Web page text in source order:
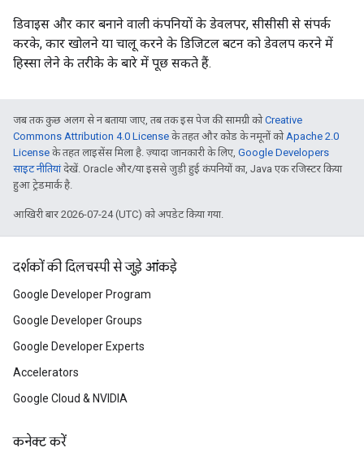
डिवाइस और कार बनाने वाली कंपनियों के डेवलपर, सीसीसी से संपर्क
करके, कार खोलने या चालू करने के डिजिटल बटन को डेवलप करने में
हिस्सा लेने के तरीके के बारे में पूछ सकते हैं.
जब तक कुछ अलग से न बताया जाए, तब तक इस पेज की सामग्री कोCreative
Commons Attribution 4.0 License के तहत और कोड के नमूनों कोApache 2.0
License के तहत लाइसेंस मिला है. ज़्यादा जानकारी के लिए, Google Developers
साइट नीतियांदेखें. Oracle और/या इससे जुड़ी हुई कंपनियों का, Java एक रजिस्टर किया
हुआ ट्रेडमार्क है.
आखिरी बार 2026-07-24 (UTC) को अपडेट किया गया.
दर्शकों की दिलचस्पी से जुड़े आंकड़े
Google Developer Program
Google Developer Groups
Google Developer Experts
Accelerators
Google Cloud & NVIDIA
कनेक्ट करें